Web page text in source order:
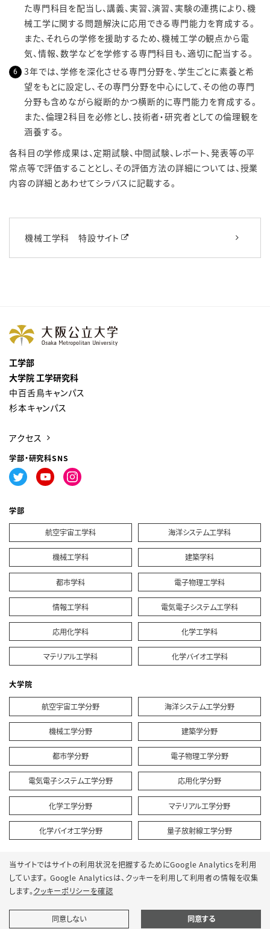
た専門科目を配当し、講義、実習、演習、実験の連携により、機
械工学に関する問題解決に応用できる専門能力を育成する。
また、それらの学修を援助するため、機械工学の観点から電
気、情報、数学などを学修する専門科目も、適切に配当する。
3年では、学修を深化させる専門分野を、学生ごとに素養と希
望をもとに設定し、その専門分野を中心にして、その他の専門
分野も含めながら縦断的かつ横断的に専門能力を育成する。
また、倫理2科目を必修とし、技術者・研究者としての倫理観を
涵養する。
各科目の学修成果は、定期試験、中間試験、レポート、発表等の平
常点等で評価することとし、その評価方法の詳細については、授業
内容の詳細とあわせてシラバスに記載する。
機械工学科 特設サイト
当サイトではサイトの利用状況を把握するためにGoogle Analyticsを利用
しています。 Google Analyticsは、 クッキーを利用して利用者の情報を収集
します。クッキーポリシーを確認
同意しない 同意する
工学部
大学院 工学研究科
中百舌鳥キャンパス
杉本キャンパス
アクセス
学部・研究科SNS
学部
航空宇宙工学科 海洋システム工学科
機械工学科 建築学科
都市学科 電子物理工学科
情報工学科 電気電子システム工学科
応用化学科 化学工学科
マテリアル工学科 化学バイオ工学科
大学院
航空宇宙工学分野 海洋システム工学分野
機械工学分野 建築学分野
都市学分野 電子物理工学分野
電気電子システム工学分野 応用化学分野
化学工学分野 マテリアル工学分野
化学バイオ工学分野 量子放射線工学分野
プライバシーポリシー
サイトポリシー
ソーシャルメディアポリシー